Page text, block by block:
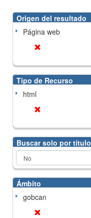
Origen del resultado
Página web
Tipo de Recurso
html
Buscar solo por título
Ámbito
gobcan